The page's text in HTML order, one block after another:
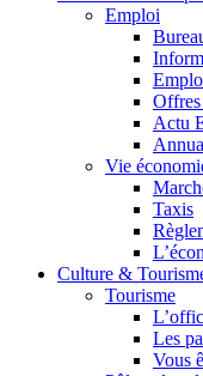
Emploi
Offres
Actu
Vie
Taxis
Culture &
Tourisme
Les
Vous